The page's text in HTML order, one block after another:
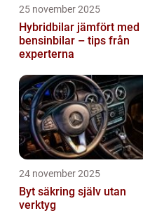
25 november 2025
Hybridbilar jämfört med
bensinbilar – tips från
experterna
24 november 2025
Byt säkring själv utan
verktyg